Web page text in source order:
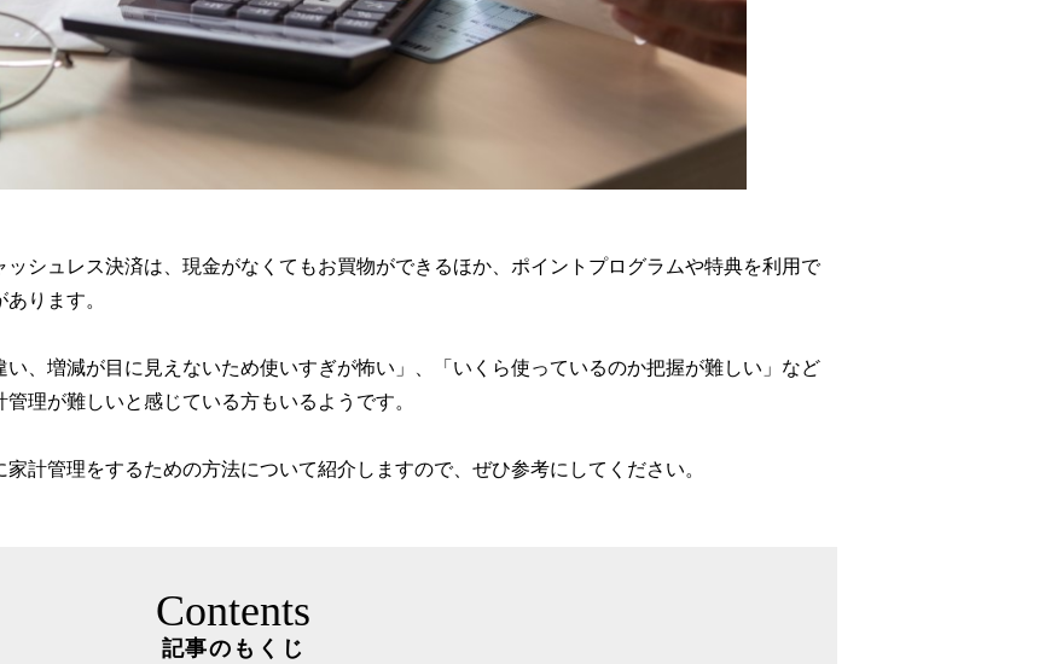
シュレス決済は、現金がなくてもお買物ができるほか、ポイントプログラムや特典を利用で
ります。
、増減が目に見えないため使いすぎが怖い」、「いくら使っているのか把握が難しい」など
理が難しいと感じている方もいるようです。
計管理をするための方法について紹介しますので、ぜひ参考にしてください。
Contents
記事のもくじ